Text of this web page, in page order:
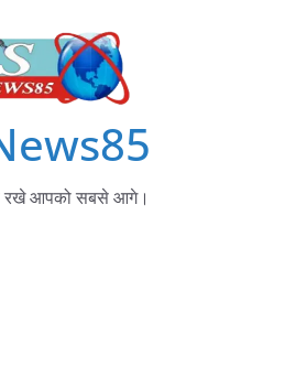
रखे आपको सबसे आगे।